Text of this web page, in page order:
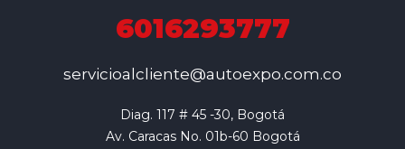
6016293777
servicioalcliente@autoexpo.com.co
Diag. 117 # 45 -30, Bogotá
Av. Caracas No. 01b-60 Bogotá